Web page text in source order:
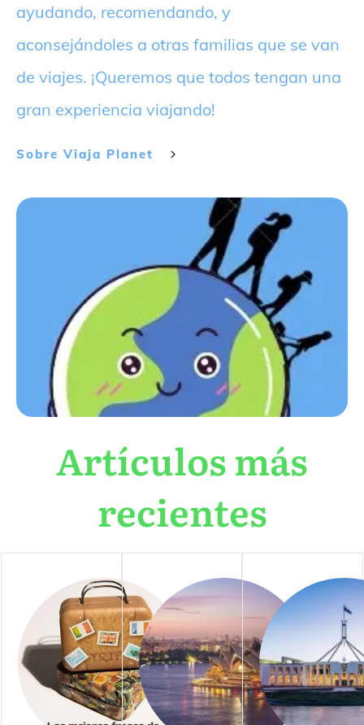
ayudando, recomendando, y
aconsejándoles a otras familias que se van
de viajes. ¡Queremos que todos tengan una
gran experiencia viajando!
Sobre Viaja Planet
Artículos más
recientes